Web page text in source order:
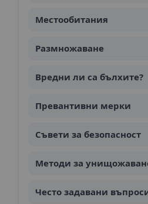
Местообитания
Размножаване
Вредни ли са бълхите?
Превантивни мерки
Съвети за безопасност
Методи за
Често задавани